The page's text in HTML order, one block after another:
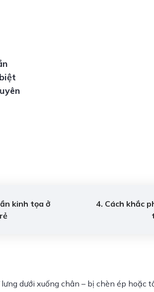
kinh tọa ở
4. Cách khắc
dưới xuống chân – bị chèn ép hoặc